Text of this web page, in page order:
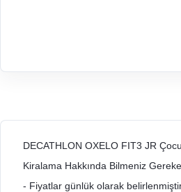
DECATHLON OXELO FIT3 JR
Kiralama Hakkında Bilmeniz
- Fiyatlar günlük olarak